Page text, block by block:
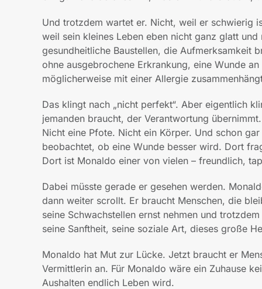
Und trotzdem wartet er. Nicht, weil er schwierig
weil sein kleines Leben eben nicht ganz glatt
gesundheitliche Baustellen, die Aufmerksamkeit
ohne ausgebrochene Erkrankung, eine Wunde
möglicherweise mit einer Allergie
Das klingt nach „nicht perfekt“. Aber eigentlich
jemanden braucht, der Verantwortung
Nicht eine Pfote. Nicht ein Körper. Und schon
beobachtet, ob eine Wunde besser wird. Dort
Dort ist Monaldo einer von vielen – freundlich,
Dabei müsste gerade er gesehen werden.
dann weiter scrollt. Er braucht Menschen, die
seine Schwachstellen ernst nehmen und
seine Sanftheit, seine soziale Art, dieses große
Monaldo hat Mut zur Lücke. Jetzt braucht er
Vermittlerin an. Für Monaldo wäre ein Zuhause
Aushalten endlich Leben wird.